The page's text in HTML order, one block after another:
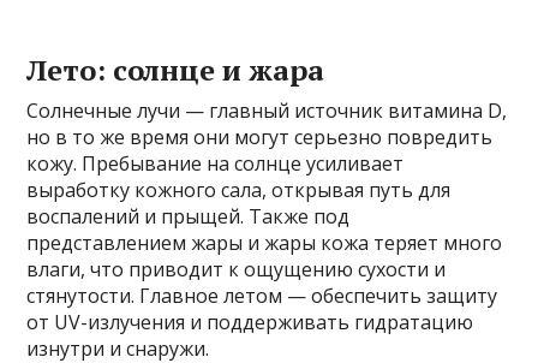
Лето: солнце и жара
Солнечные лучи — главный источник витамина D,
но в то же время они могут серьезно повредить
кожу. Пребывание на солнце усиливает
выработку кожного сала, открывая путь для
воспалений и прыщей. Также под
представлением жары и жары кожа теряет много
влаги, что приводит к ощущению сухости и
стянутости. Главное летом — обеспечить защиту
от UV-излучения и поддерживать гидратацию
изнутри и снаружи.